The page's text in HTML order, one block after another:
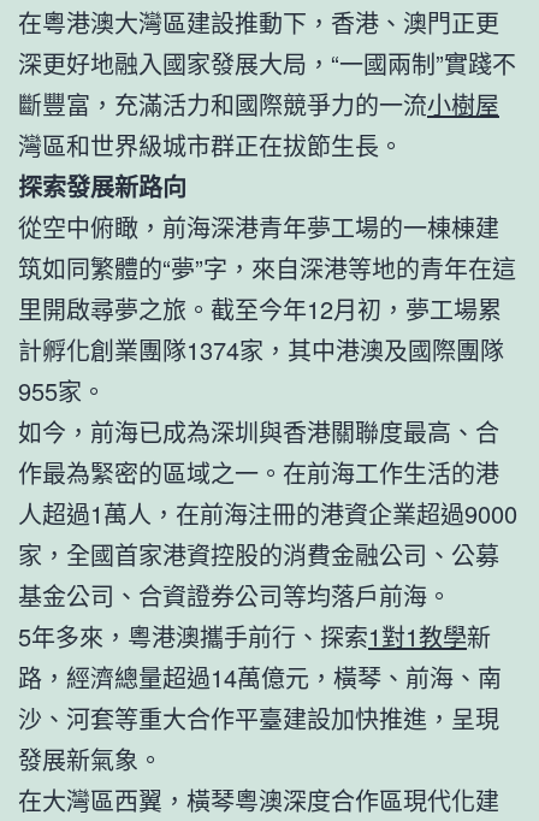
在粵港澳大灣區建設推動下，香港、澳門正更
深更好地融入國家發展大局，“一國兩制”實踐不
斷豐富，充滿活力和國際競爭力的一流小樹屋
灣區和世界級城市群正在拔節生長。
探索發展新路向
從空中俯瞰，前海深港青年夢工場的一棟棟建
筑如同繁體的“夢”字，來自深港等地的青年在這
里開啟尋夢之旅。截至今年12月初，夢工場累
計孵化創業團隊1374家，其中港澳及國際團隊
955家。
如今，前海已成為深圳與香港關聯度最高、合
作最為緊密的區域之一。在前海工作生活的港
人超過1萬人，在前海注冊的港資企業超過9000
家，全國首家港資控股的消費金融公司、公募
基金公司、合資證券公司等均落戶前海。
5年多來，粵港澳攜手前行、探索1對1教學新
路，經濟總量超過14萬億元，橫琴、前海、南
沙、河套等重大合作平臺建設加快推進，呈現
發展新氣象。
在大灣區西翼，橫琴粵澳深度合作區現代化建